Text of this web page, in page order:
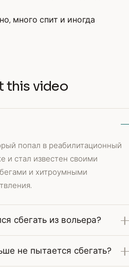
много спит и иногда
this video
попал в реабилитационный
и стал известен своими
и хитроумными
сбегать из вольера?
не пытается сбегать?